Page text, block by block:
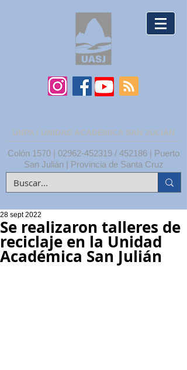
UNPA | UNIDAD ACADÉMICA SAN JULIÁN
Colón 1570 | 02962-452319 / 452186 | Puerto
San Julián | Provincia de Santa Cruz
Se realizaron talleres de
reciclaje en la Unidad
Académica San Julián
28 sept 2022